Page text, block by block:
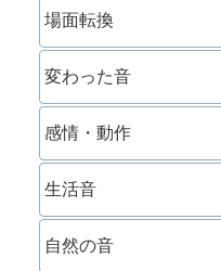
場面転換
変わった音
感情・動作
生活音
自然の音